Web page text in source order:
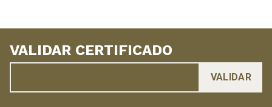
VALIDAR CERTIFICADO